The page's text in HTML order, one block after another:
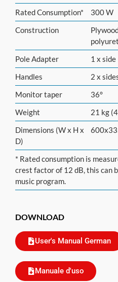
Rated Consumption*
300 W
Construction
Pole Adapter
1 x side
Handles
2 x
Monitor taper
36°
Weight
21 kg
Dimensions (W x H x
D)
* Rated consumption is
crest factor of 12 dB, this can
music program.
DOWNLOAD
User's Manual German
Manuale d'uso